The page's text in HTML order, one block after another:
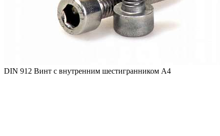
DIN 912 Винт с внутренним шестигранником А4